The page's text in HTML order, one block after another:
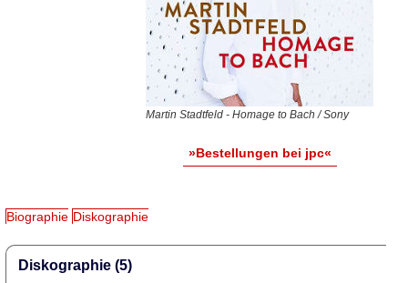
Martin Stadtfeld - Homage to Bach / Sony
»Bestellungen bei jpc«
Biographie Diskographie
Diskographie (5)